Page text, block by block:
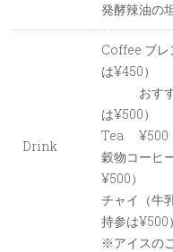
発酵辣油の
Drink
Coffee ブ
は¥450）
おすす
は¥500）
Tea ¥500
穀物コーヒ
¥500）
チャイ（牛
持参は¥500）
※アイスの